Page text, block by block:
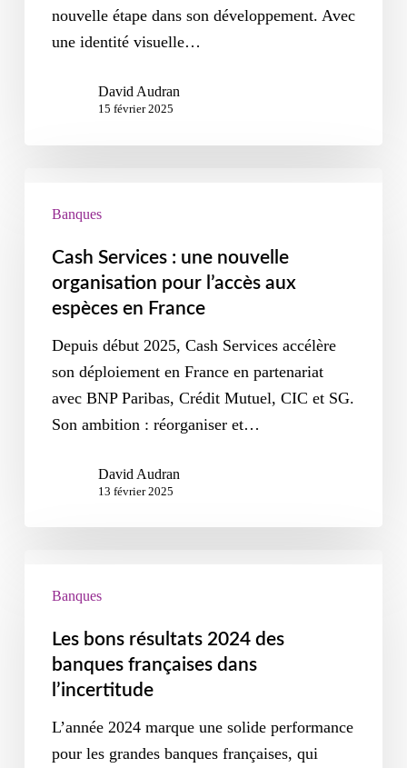
nouvelle étape dans son développement. Avec
une identité visuelle…
David Audran
15 février 2025
Banques
Cash Services : une nouvelle
organisation pour l’accès aux
espèces en France
Depuis début 2025, Cash Services accélère
son déploiement en France en partenariat
avec BNP Paribas, Crédit Mutuel, CIC et SG.
Son ambition : réorganiser et…
David Audran
13 février 2025
Banques
Les bons résultats 2024 des
banques françaises dans
l’incertitude
L’année 2024 marque une solide performance
pour les grandes banques françaises, qui